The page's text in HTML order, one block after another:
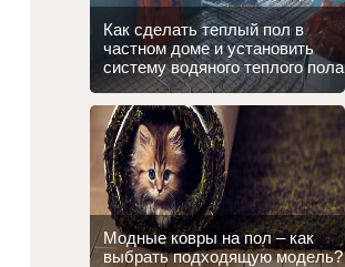
Как сделать теплый пол в
частном доме и установить
систему водяного теплого пола
Модные ковры на пол – как
выбрать подходящую модель?